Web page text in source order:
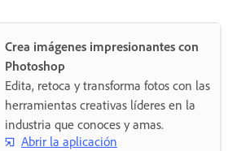
Crea imágenes impresionantes con
Photoshop
Edita, retoca y transforma fotos con las
herramientas creativas líderes en la
industria que conoces y amas.
Abrir la aplicación